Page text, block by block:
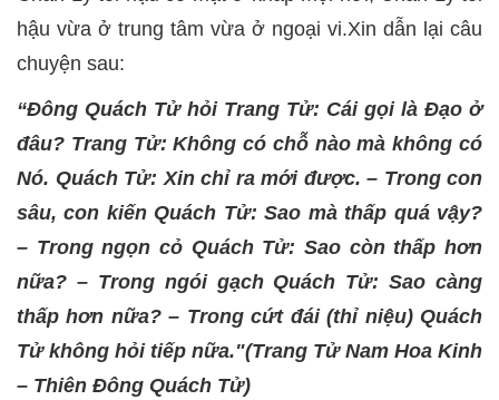
hậu vừa ở trung tâm vừa ở ngoại vi.Xin dẫn lại câu
chuyện sau:
“Đông Quách Tử hỏi Trang Tử: Cái gọi là Đạo ở
đâu? Trang Tử: Không có chỗ nào mà không có
Nó. Quách Tử: Xin chỉ ra mới được. – Trong con
sâu, con kiến Quách Tử: Sao mà thấp quá vậy?
– Trong ngọn cỏ Quách Tử: Sao còn thấp hơn
nữa? – Trong ngói gạch Quách Tử: Sao càng
thấp hơn nữa? – Trong cứt đái (thỉ niệu) Quách
Tử không hỏi tiếp nữa."(Trang Tử Nam Hoa Kinh
– Thiên Đông Quách Tử)